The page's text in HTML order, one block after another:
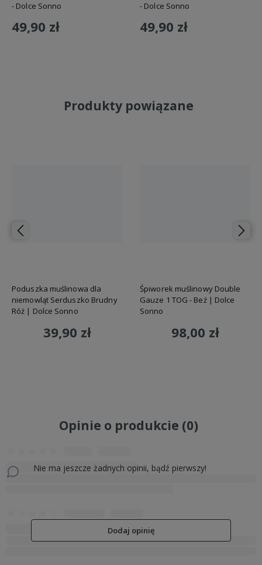
- Dolce Sonno
49,90 zł
- Dolce Sonno
49,90 zł
Produkty powiązane
Poduszka muślinowa dla
niemowląt Serduszko Brudny
Róż | Dolce Sonno
39,90 zł
Śpiworek muślinowy Double
Gauze 1 TOG - Beż | Dolce
Sonno
98,00 zł
Opinie o produkcie (0)
Nie ma jeszcze żadnych opinii, bądź pierwszy!
Dodaj opinię